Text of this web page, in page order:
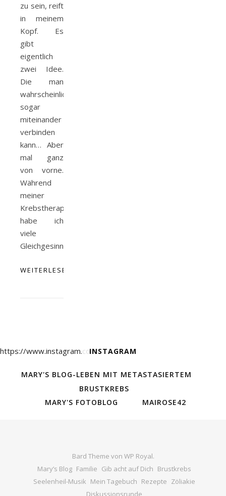
zu sein, reift
in meinem
Kopf. Es
gibt
eigentlich
zwei Idee.
Die man
wahrscheinlich
sogar
miteinander
verbinden
kann… Aber
mal ganz
von vorne.
Während
meiner
Krebstherapie
habe ich
viele
Gleichgesinnte…
WEITERLESEN
INSTAGRAM
https://www.instagram.com/
MARY'S BLOG-LEBEN MIT METASTASIERTEM
BRUSTKREBS
MARY'S FOTOBLOG
MAIROSE42
Bard Theme von WP Royal.
Mary’s Blog Familie Gib acht auf Dich Brustkrebs
Seelenheil-Musik Mein Tagebuch Rezepte Zöliakie
Diskussionsrunde